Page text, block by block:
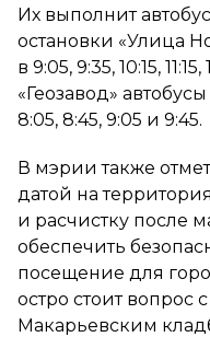
Их выполнит
остановки «Улица
в 9:05, 9:35, 10:15,
«Геозавод»
8:05, 8:45, 9:05 и 9:45.
В мэрии также
датой на
и расчистку после
обеспечить
посещение для
остро стоит вопрос с
Макарьевским